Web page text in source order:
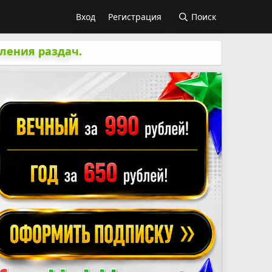
Вход Регистрация Поиск
раздач.